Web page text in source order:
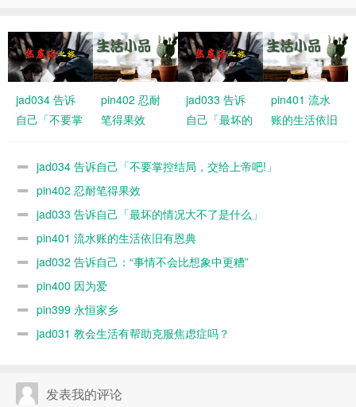
jad034 告诉
自己「不要掌
上帝吧!」
pin402 忍耐
笔得果效
jad033 告诉
自己「最坏的
什么」
pin401 流水
账的生活依旧
jad034 告诉自己「不要掌控结局，交给上帝吧!」
pin402 忍耐笔得果效
jad033 告诉自己「最坏的情况大不了是什么」
pin401 流水账的生活依旧有恩典
jad032 告诉自己：“事情不会比想象中更糟”
pin400 因为爱
pin399 永恒家乡
jad031 教会生活有帮助克服焦虑症吗？
发表我的评论